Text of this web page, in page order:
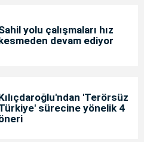
yolu çalışmaları hız
devam ediyor
'Terörsüz
sürecine yönelik 4